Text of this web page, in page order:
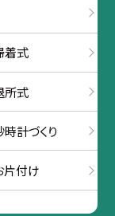
着式
所式
計づくり
付け